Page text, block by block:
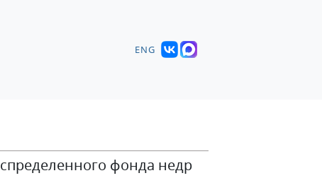
ENG
фонда недр